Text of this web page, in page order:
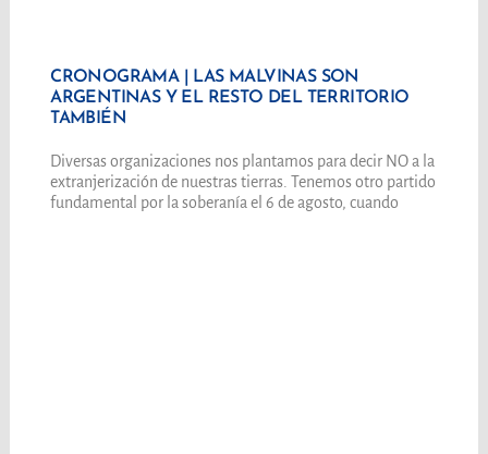
CRONOGRAMA | LAS MALVINAS SON
ARGENTINAS Y EL RESTO DEL TERRITORIO
TAMBIÉN
Diversas organizaciones nos plantamos para decir NO a la
extranjerización de nuestras tierras. Tenemos otro partido
fundamental por la soberanía el 6 de agosto, cuando